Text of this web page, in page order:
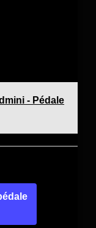
- Pédale